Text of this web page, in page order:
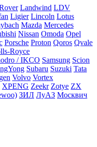
Landwind LDV
Ligier Lincoln Lotus
Mazda Mercedes
Nissan Omoda Opel
Porsche Proton Qoros Qvale
Royce
/ IKCO Samsung Scion
Subaru Suzuki Tata
Volvo Vortex
XPENG Zeekr Zotye ZX
ЗИЛ ЛуАЗ Москвич